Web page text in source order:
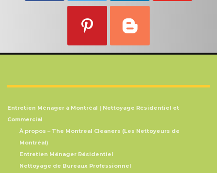
Entretien Ménager à Montréal | Nettoyage Résidentiel et
Commercial
À propos – The Montreal Cleaners (Les Nettoyeurs de
Montréal)
Entretien Ménager Résidentiel
Nettoyage de Bureaux Professionnel